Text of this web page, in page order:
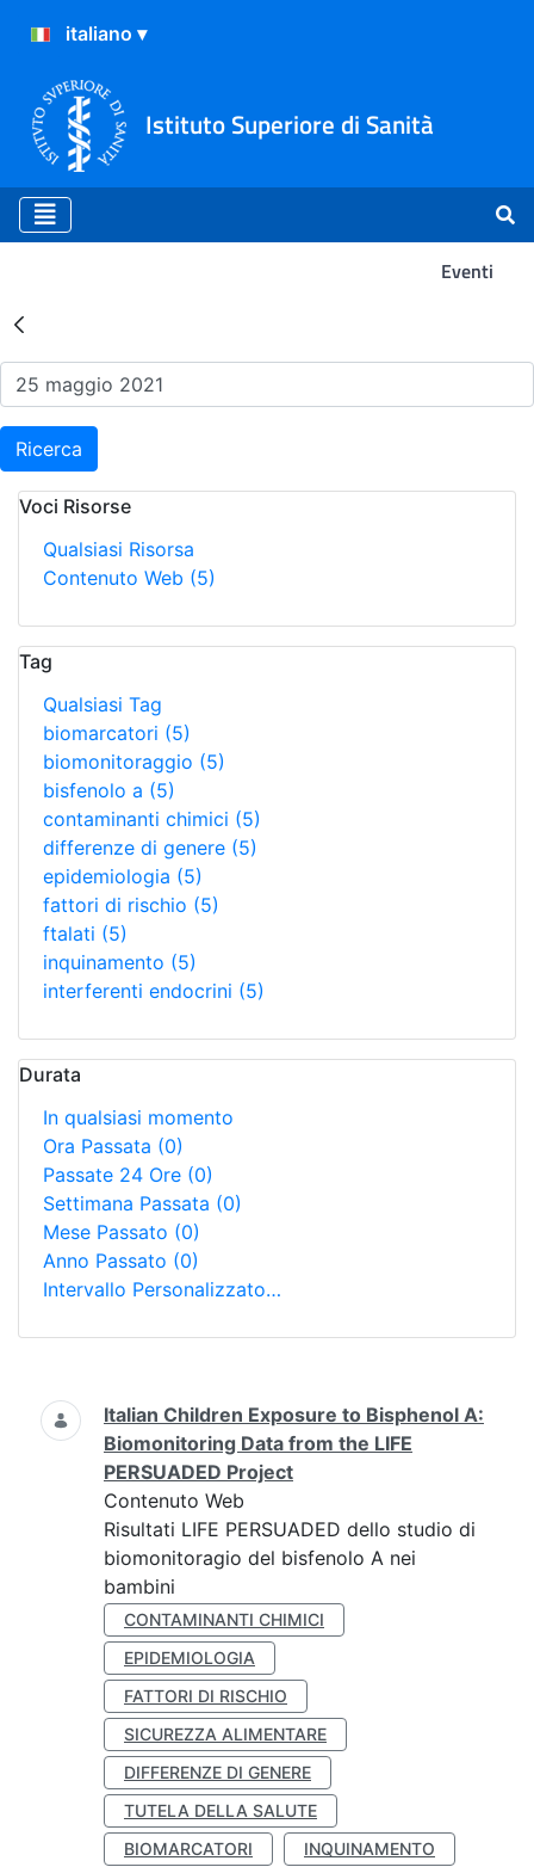
Istituto Superiore di Sanità
Eventi
Risultati della Ricerca -
Ricerca
Voci Risorse
Qualsiasi Risorsa
Contenuto Web (5)
Tag
Qualsiasi Tag
biomarcatori (5)
biomonitoraggio (5)
bisfenolo a (5)
contaminanti chimici (5)
differenze di genere (5)
epidemiologia (5)
fattori di rischio (5)
ftalati (5)
inquinamento (5)
interferenti endocrini (5)
Durata
In qualsiasi momento
Ora Passata (0)
Passate 24 Ore (0)
Settimana Passata (0)
Mese Passato (0)
Anno Passato (0)
Intervallo Personalizzato…
Ricerca
Italian Children Exposure to Bisphenol A:
Biomonitoring Data from the LIFE
PERSUADED Project
Contenuto Web
Risultati LIFE PERSUADED dello studio di
biomonitoragio del bisfenolo A nei
bambini
CONTAMINANTI CHIMICI
EPIDEMIOLOGIA
FATTORI DI RISCHIO
SICUREZZA ALIMENTARE
DIFFERENZE DI GENERE
TUTELA DELLA SALUTE
BIOMARCATORI
INQUINAMENTO